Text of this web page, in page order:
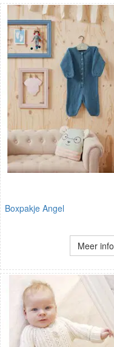
Boxpakje Angel
Meer info